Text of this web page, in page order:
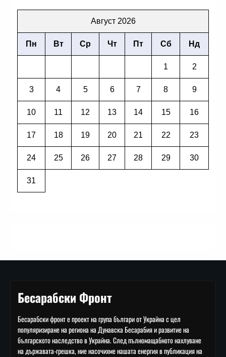
Август 2026
Пн Вт Ср Чт Пт Сб Нд
1 2
3 4 5 6 7 8 9
10 11 12 13 14 15 16
17 18 19 20 21 22 23
24 25 26 27 28 29 30
31
Бесарабски Фронт
Бесарабски фронт е проект на група българи от Украйна с цел
популяризиране на региона на Дунавска Бесарабия и развитие на
българското наследство в Украйна. След пълномащабното нахлуване
на държавата-грешка, ние насочихме нашата енергия в публикация на